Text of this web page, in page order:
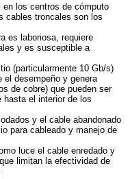
los centros de cómputo
cables troncales son los
es laboriosa, requiere
y es susceptible a
(particularmente 10 Gb/s)
el desempeño y genera
de cobre) que pueden ser
hasta el interior de los
y el cable abandonado
para cableado y manejo de
luce el cable enredado y
limitan la efectividad de